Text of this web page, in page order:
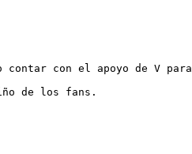
con el apoyo de V
de los fans.